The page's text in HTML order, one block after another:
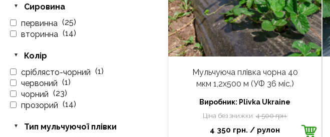
Сировина
первинна (25)
вторинна (14)
Колір
сріблясто-чорний (1)
червоний (1)
чорний (23)
прозорий (14)
Тип мульчуючої плівки
Мульчуюча плівка чорна 40
мкм 1,2х500 м (УФ 36 міс.)
Виробник: Plivka Ukraine
Ціна без знижки:4 500 грн.
4 350 грн. / рулон